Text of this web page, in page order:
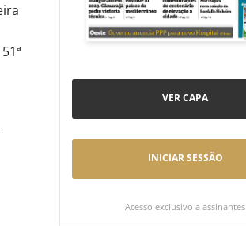
VER CAPA
INICIAR SESSÃO
Acesso exclusivo a assinantes